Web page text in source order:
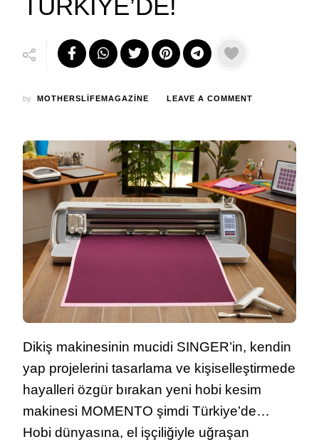
TÜRKİYE’DE!
by MOTHERSLIFEMAGAZINE LEAVE A COMMENT
MAKİNESİ
MOMENTO
ŞİMDİ
TÜRKİYE’DE!
Dikiş makinesinin mucidi SINGER’in, kendin
yap projelerini tasarlama ve kişiselleştirmede
hayalleri özgür bırakan yeni hobi kesim
makinesi MOMENTO şimdi Türkiye’de…
Hobi dünyasına, el işçiliğiyle uğraşan